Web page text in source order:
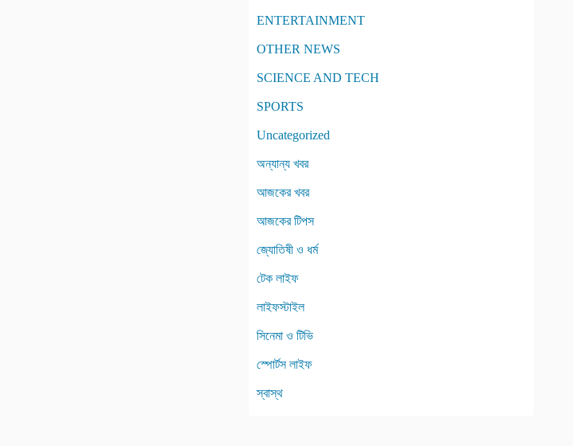
ENTERTAINMENT
OTHER NEWS
SCIENCE AND TECH
SPORTS
Uncategorized
অন্যান্য খবর
আজকের খবর
আজকের টিপস
জ্যোতিষী ও ধর্ম
টেক লাইফ
লাইফস্টাইল
সিনেমা ও টিভি
স্পোর্টস লাইফ
স্বাস্থ